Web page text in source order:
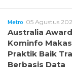
Metro 05 Agustus
Australia
Kominfo
Praktik Baik
Berbasis Data